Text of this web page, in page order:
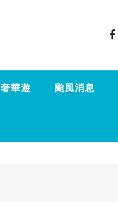
奢華遊 颱風消息